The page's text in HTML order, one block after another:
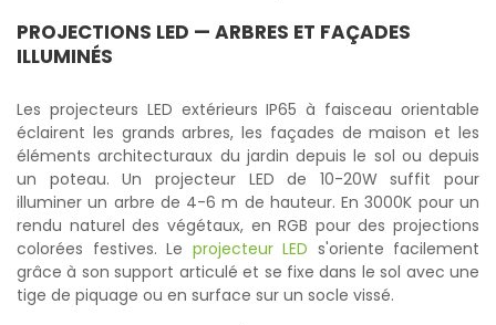
PROJECTIONS LED — ARBRES ET FAÇADES
ILLUMINÉS
Les projecteurs LED extérieurs IP65 à faisceau orientable
éclairent les grands arbres, les façades de maison et les
éléments architecturaux du jardin depuis le sol ou depuis
un poteau. Un projecteur LED de 10-20W suffit pour
illuminer un arbre de 4-6 m de hauteur. En 3000K pour un
rendu naturel des végétaux, en RGB pour des projections
colorées festives. Le projecteur LED s'oriente facilement
grâce à son support articulé et se fixe dans le sol avec une
tige de piquage ou en surface sur un socle vissé.